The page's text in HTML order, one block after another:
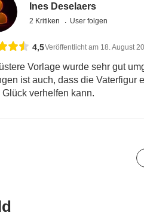
Ines Deselaers
2 Kritiken User folgen
4,5Veröffentlicht am 18. August
Vorlage wurde sehr gut
ist auch, dass die Vaterfigur
Glück verhelfen kann.